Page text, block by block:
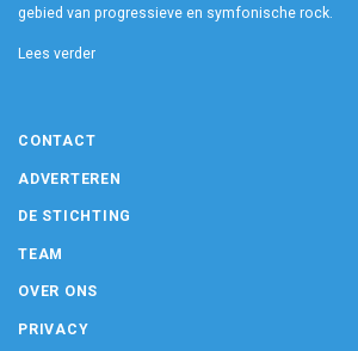
gebied van progressieve en symfonische rock.
Lees verder
CONTACT
ADVERTEREN
DE STICHTING
TEAM
OVER ONS
PRIVACY